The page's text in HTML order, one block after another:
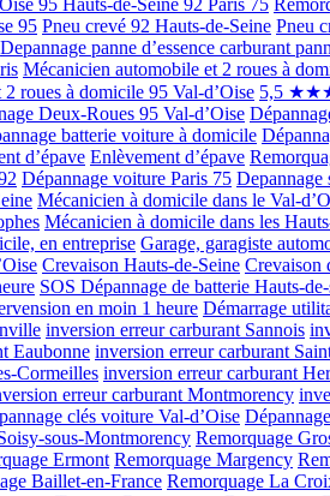
95 Pneu crevé 92 Hauts-de-Seine Pneu
Depannage panne d’essence carburant
Mécanicien automobile et 2 roues à
à domicile 95 Val-d’Oise 5,5
Deux-Roues 95 Val-d’Oise
batterie voiture à domicile
d’épave Enlèvement d’épave
Dépannage voiture Paris 75 Depannage
Mécanicien à domicile dans le Val-
Mécanicien à domicile dans les
en entreprise Garage, garagiste
Crevaison Hauts-de-Seine Crevaison
SOS Dépannage de batterie Hauts-
en moin 1 heure Démarrage
inversion erreur carburant Sannois
Eaubonne inversion erreur carburant
Cormeilles inversion erreur carburant
erreur carburant Montmorency
clés voiture Val-d’Oise
sous-Montmorency Remorquage
Ermont Remorquage Margency
Baillet-en-France Remorquage La